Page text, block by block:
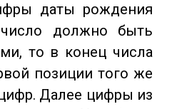
даты рождения
должно быть
то в конец числа
позиции того же
Далее цифры из